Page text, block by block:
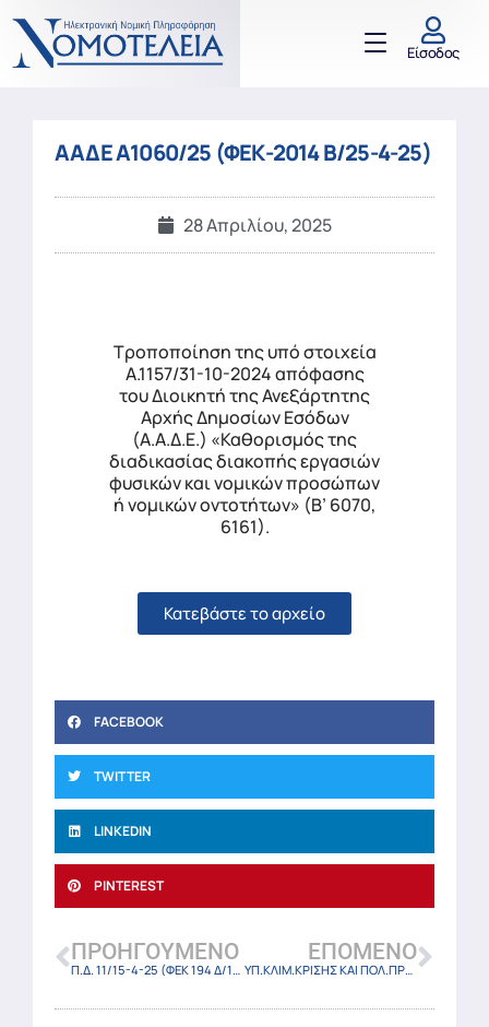
Είσοδος
ΑΑΔΕ Α1060/25 (ΦΕΚ-2014 Β/25-4-25)
28 Απριλίου, 2025
Τροποποίηση της υπό στοιχεία
Α.1157/31-10-2024 απόφασης
του Διοικητή της Ανεξάρτητης
Αρχής Δημοσίων Εσόδων
(Α.Α.Δ.Ε.) «Καθορισμός της
διαδικασίας διακοπής εργασιών
φυσικών και νομικών προσώπων
ή νομικών οντοτήτων» (Β’ 6070,
6161).
Κατεβάστε το αρχείο
FACEBOOK
TWITTER
LINKEDIN
PINTEREST
ΠΡΟΗΓΟΎΜΕΝΟ
Π.Δ. 11/15-4-25 (ΦΕΚ 194 Δ/15-4-2025)
ΕΠΌΜΕΝΟ
ΥΠ.ΚΛΙΜ.ΚΡΙΣΗΣ ΚΑΙ ΠΟΛ.ΠΡΟΣΤ. 22687/25 (ΦΕΚ-2015 Β/25-4-25)